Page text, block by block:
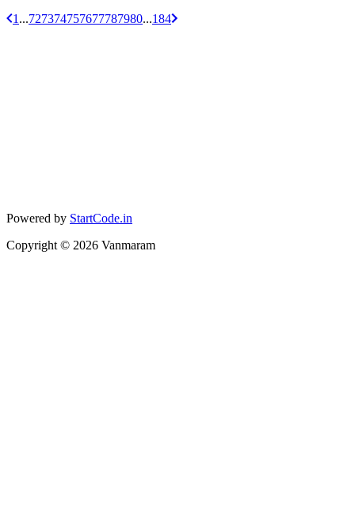
1 ...727374757677787980...184
Powered by StartCode.in
Copyright © 2026 Vanmaram